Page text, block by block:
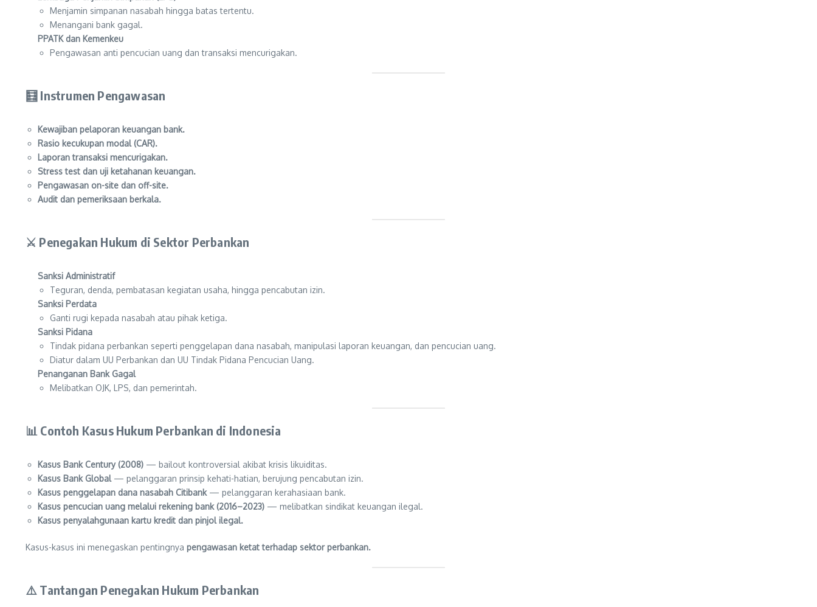
Menjamin simpanan nasabah hingga batas tertentu.
Menangani bank gagal.
PPATK dan Kemenkeu
Pengawasan anti pencucian uang dan transaksi mencurigakan.
🧮 Instrumen Pengawasan
Kewajiban pelaporan keuangan bank.
Rasio kecukupan modal (CAR).
Laporan transaksi mencurigakan.
Stress test dan uji ketahanan keuangan.
Pengawasan on-site dan off-site.
Audit dan pemeriksaan berkala.
⚔️ Penegakan Hukum di Sektor Perbankan
Sanksi Administratif
Teguran, denda, pembatasan kegiatan usaha, hingga pencabutan izin.
Sanksi Perdata
Ganti rugi kepada nasabah atau pihak ketiga.
Sanksi Pidana
Tindak pidana perbankan seperti penggelapan dana nasabah, manipulasi laporan keuangan, dan pencucian uang.
Diatur dalam UU Perbankan dan UU Tindak Pidana Pencucian Uang.
Penanganan Bank Gagal
Melibatkan OJK, LPS, dan pemerintah.
📊 Contoh Kasus Hukum Perbankan di Indonesia
Kasus Bank Century (2008) — bailout kontroversial akibat krisis likuiditas.
Kasus Bank Global— pelanggaran prinsip kehati-hatian, berujung pencabutan izin.
Kasus penggelapan dana nasabah Citibank— pelanggaran kerahasiaan bank.
Kasus pencucian uang melalui rekening bank (2016–2023) — melibatkan sindikat keuangan ilegal.
Kasus penyalahgunaan kartu kredit dan pinjol ilegal.
Kasus-kasus ini menegaskan pentingnya pengawasan ketat terhadap sektor perbankan.
⚠️ Tantangan Penegakan Hukum Perbankan